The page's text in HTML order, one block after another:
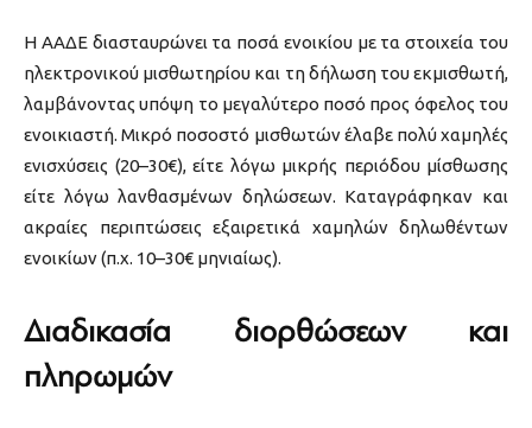
Η ΑΑΔΕ διασταυρώνει τα ποσά ενοικίου με τα στοιχεία του
ηλεκτρονικού μισθωτηρίου και τη δήλωση του εκμισθωτή,
λαμβάνοντας υπόψη το μεγαλύτερο ποσό προς όφελος του
ενοικιαστή. Μικρό ποσοστό μισθωτών έλαβε πολύ χαμηλές
ενισχύσεις (20–30€), είτε λόγω μικρής περιόδου μίσθωσης
είτε λόγω λανθασμένων δηλώσεων. Καταγράφηκαν και
ακραίες περιπτώσεις εξαιρετικά χαμηλών δηλωθέντων
ενοικίων (π.χ. 10–30€ μηνιαίως).
Διαδικασία διορθώσεων και
πληρωμών